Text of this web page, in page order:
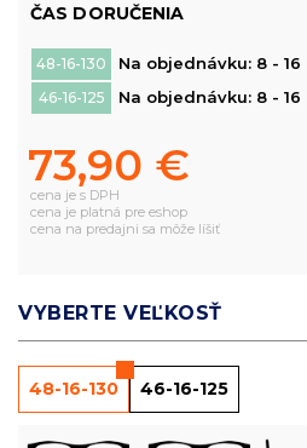
ČAS DORUČENIA
48-16-130 Na objednávku: 8 -
46-16-125 Na objednávku: 8 -
73,90 €
cena je s DPH
cena je platná pre eshop
cena na predajni sa môže líšiť
VYBERTE VEĽKOSŤ
48-16-130 46-16-125